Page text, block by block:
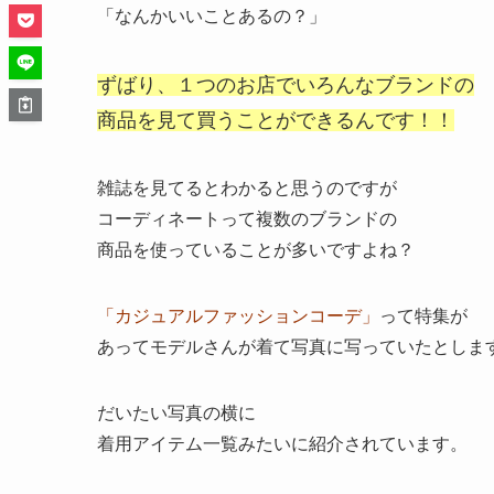
「なんかいいことあるの？」
ずばり、１つのお店でいろんなブランドの
商品を見て買うことができるんです！！
雑誌を見てるとわかると思うのですが
コーディネートって複数のブランドの
商品を使っていることが多いですよね？
「カジュアルファッションコーデ」
って特集が
あってモデルさんが着て写真に写っていたとしま
だいたい写真の横に
着用アイテム一覧みたいに紹介されています。